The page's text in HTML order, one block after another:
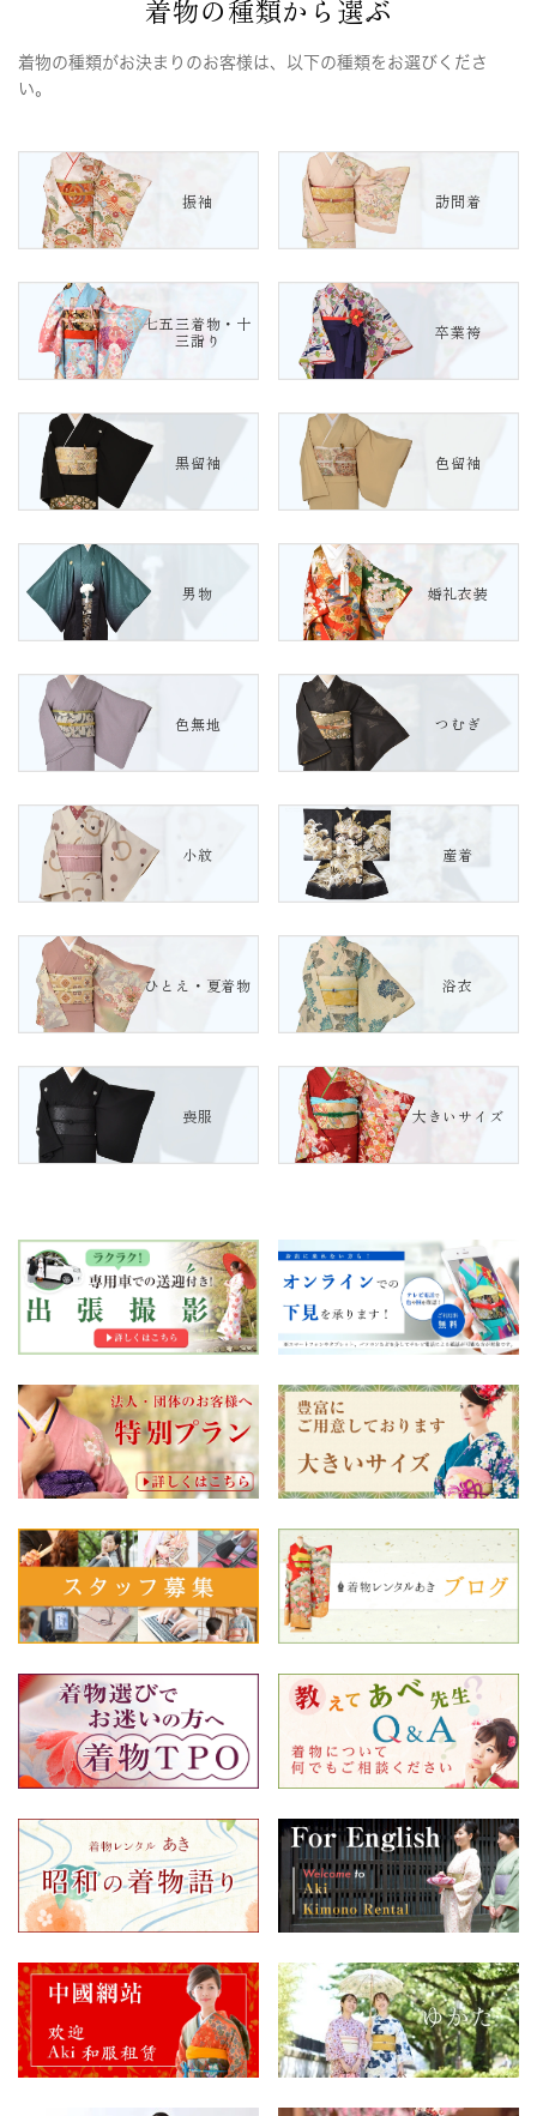
着物の種類から選ぶ
着物の種類がお決まりのお客様は、以下の種類をお選びくださ
い。
振袖 訪問着
七五三着物・十
三詣り
卒業袴
黒留袖 色留袖
男物 婚礼衣装
色無地 つむぎ
小紋 産着
ひとえ・夏着物 浴衣
喪服 大きいサイズ